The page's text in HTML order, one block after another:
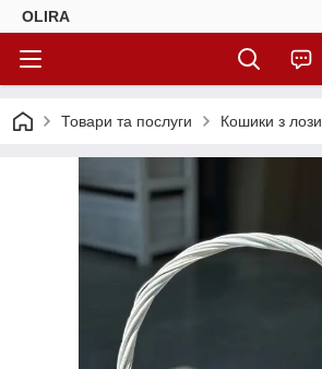
OLIRA
Товари та послуги Кошики з лози